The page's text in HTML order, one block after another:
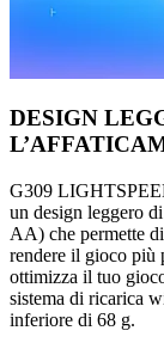
DESIGN
G309
un design leggero
AA) che permette
rendere il gioco più
ottimizza il tuo
sistema di ricarica
inferiore di 68 g.